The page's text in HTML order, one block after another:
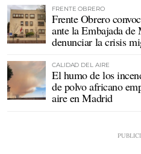
FRENTE OBRERO
Frente Obrero
ante la Embajada de
denunciar la crisis
CALIDAD DEL AIRE
El humo de los
de polvo africano
aire en Madrid